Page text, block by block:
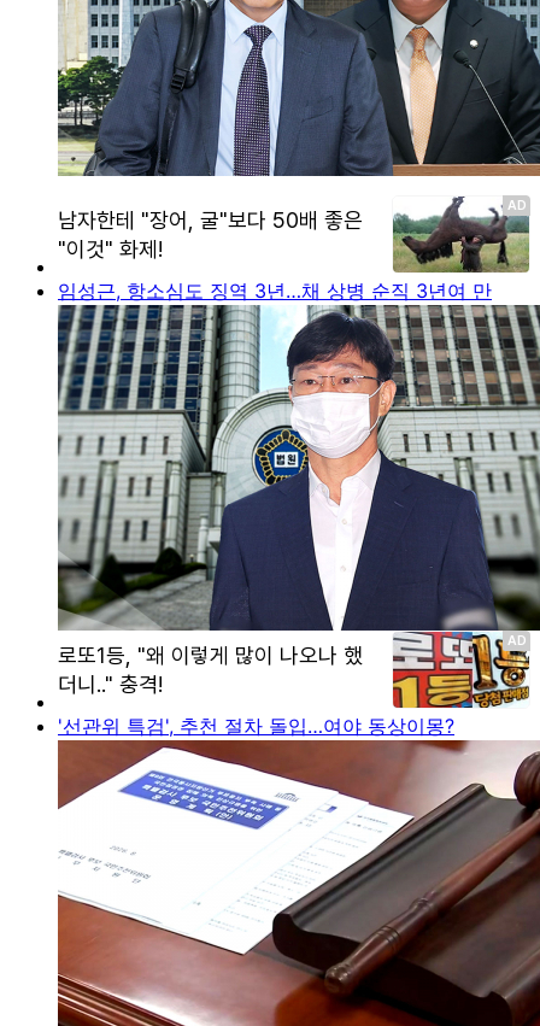
임성근, 항소심도 징역 3년…채 상병 순직 3년여 만
'선관위 특검', 추천 절차 돌입…여야 동상이몽?